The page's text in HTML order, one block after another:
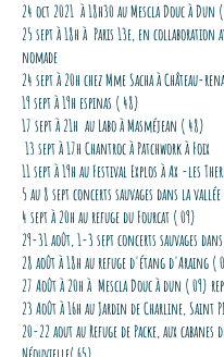
24 oct 2021 à 18h30 au Mescla Douc à Dun
25 sept à 18h à Paris 13e, en collaboration
nomade
24 sept à 20h chez Mme Sacha à Château-
19 sept à 19h espinas ( 48)
17 sept à 21h au Labo à Masméjean ( 48)
13 sept à 17h Chantroc à Patchwork à Foix
11 sept à 19h au Festival Explos à Ax -les
5 au 8 sept concerts sauvages dans la vallée
4 sept à 20h au refuge du Fourcat ( 09)
29-31 août, 1-3 sept concerts sauvages
28 août à 18h au refuge d'étang d'Araing (
27 Août à 20h à Mescla Douc à dun ( 09)
23 Août à 16h au Jardin de Charline, Saint
20-22 aout au Refuge de Packe, aux cabanes